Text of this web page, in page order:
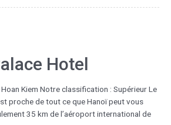
Hotel
Kiem Notre classification : Supérieur Le
proche de tout ce que Hanoï peut vous
35 km de l’aéroport international de